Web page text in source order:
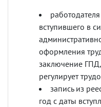
вступившего в
оформления
заключение
регулирует
запись из
год с даты